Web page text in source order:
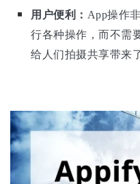
用户便利： App操作
行各种操作，而不需
给人们拍摄共享带来